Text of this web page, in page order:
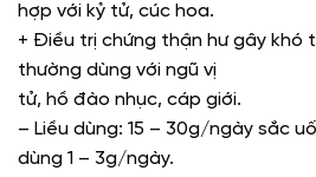
hợp với kỷ tử, cúc hoa.
+ Điều trị chứng thận hư gây khó
thường dùng với ngũ vị
tử, hồ đào nhục, cáp giới.
– Liều dùng: 15 – 30g/ngày sắc
dùng 1 – 3g/ngày.